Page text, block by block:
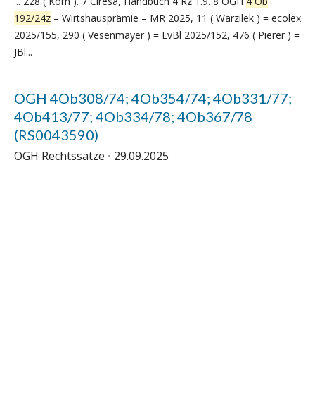
192/24z – Wirtshausprämie – MR 2025, 11 ( Warzilek ) = ecolex
2025/155, 290 ( Vesenmayer ) = EvBl 2025/152, 476 ( Pierer ) =
JBl...
OGH 4Ob308/74; 4Ob354/74; 4Ob331/77;
4Ob413/77; 4Ob334/78; 4Ob367/78
(RS0043590)
OGH Rechtssätze 29.09.2025